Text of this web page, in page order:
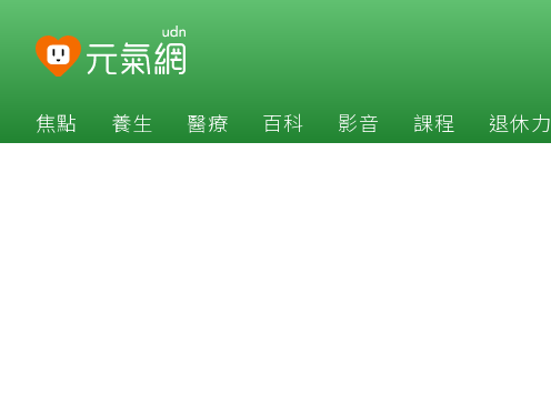
焦點 養生 醫療 百科 影音 課程 退休力